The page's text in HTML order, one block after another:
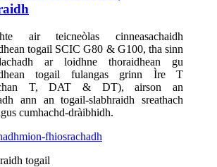
air teicneòlas cinneasachaidh
togail SCIC G80 & G100, tha sinn
ar loidhne thoraidhean gu
togail fulangas grinn Ìre T
T, DAT & DT), airson an
ann an togail-slabhraidh sreathach
cumhachd-dràibhidh.
mion-fhiosrachadh